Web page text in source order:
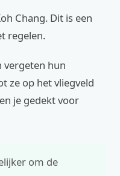
Chang. Dit is een
regelen.
vergeten hun
ze op het vliegveld
je gedekt voor
om de